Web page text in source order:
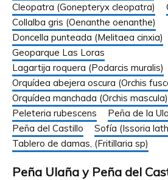
Cleopatra (Gonepteryx cleopatra)
Collalba gris (Oenanthe oenanthe)
Doncella punteada (Melitaea cinxia)
Geoparque Las Loras
Lagartija roquera (Podarcis muralis)
Orquídea abejera oscura (Orchis
Orquídea manchada (Orchis mascula)
Peleteria rubescens
Peña de la
Peña del Castillo
Sofía (Issoria
Tablero de damas, (Fritillaria sp)
Peña Ulaña y Peña del